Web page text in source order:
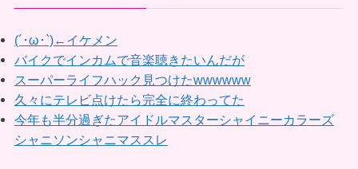
(´･ω･`)←イケメン
バイクでインカムで音楽聴きたいんだが
スーパーライフハック見つけたwwwwww
久々にテレビ点けたら完全に終わってた
今年も半分過ぎたアイドルマスターシャイニーカラーズ
シャニソンシャニマススレ